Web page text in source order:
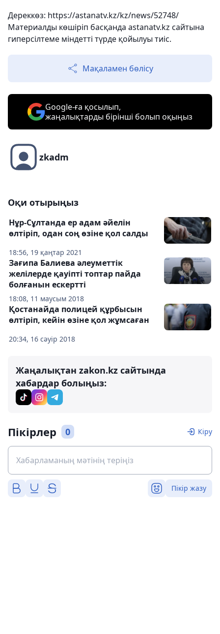
Дереккөз: https://astanatv.kz/kz/news/52748/
Материалды көшіріп басқанда astanatv.kz сайтына
гиперсілтеме міндетті түрде қойылуы тиіс.
Мақаламен бөлісу
Google-ға қосылып,
жаңалықтарды бірінші болып оқыңыз
zkadm
Оқи отырыңыз
18:56, 19 қаңтар 2021
Нұр-Сұлтанда ер адам әйелін
өлтіріп, одан соң өзіне қол салды
18:08, 11 маусым 2018
Зағипа Балиева әлеуметтік
желілерде қауіпті топтар пайда
болғанын ескертті
20:34, 16 сәуір 2018
Қостанайда полицей құрбысын
өлтіріп, кейін өзіне қол жұмсаған
Жаңалықтан zakon.kz сайтында
хабардар болыңыз:
Пікірлер 0 Кіру
Пікір жазу